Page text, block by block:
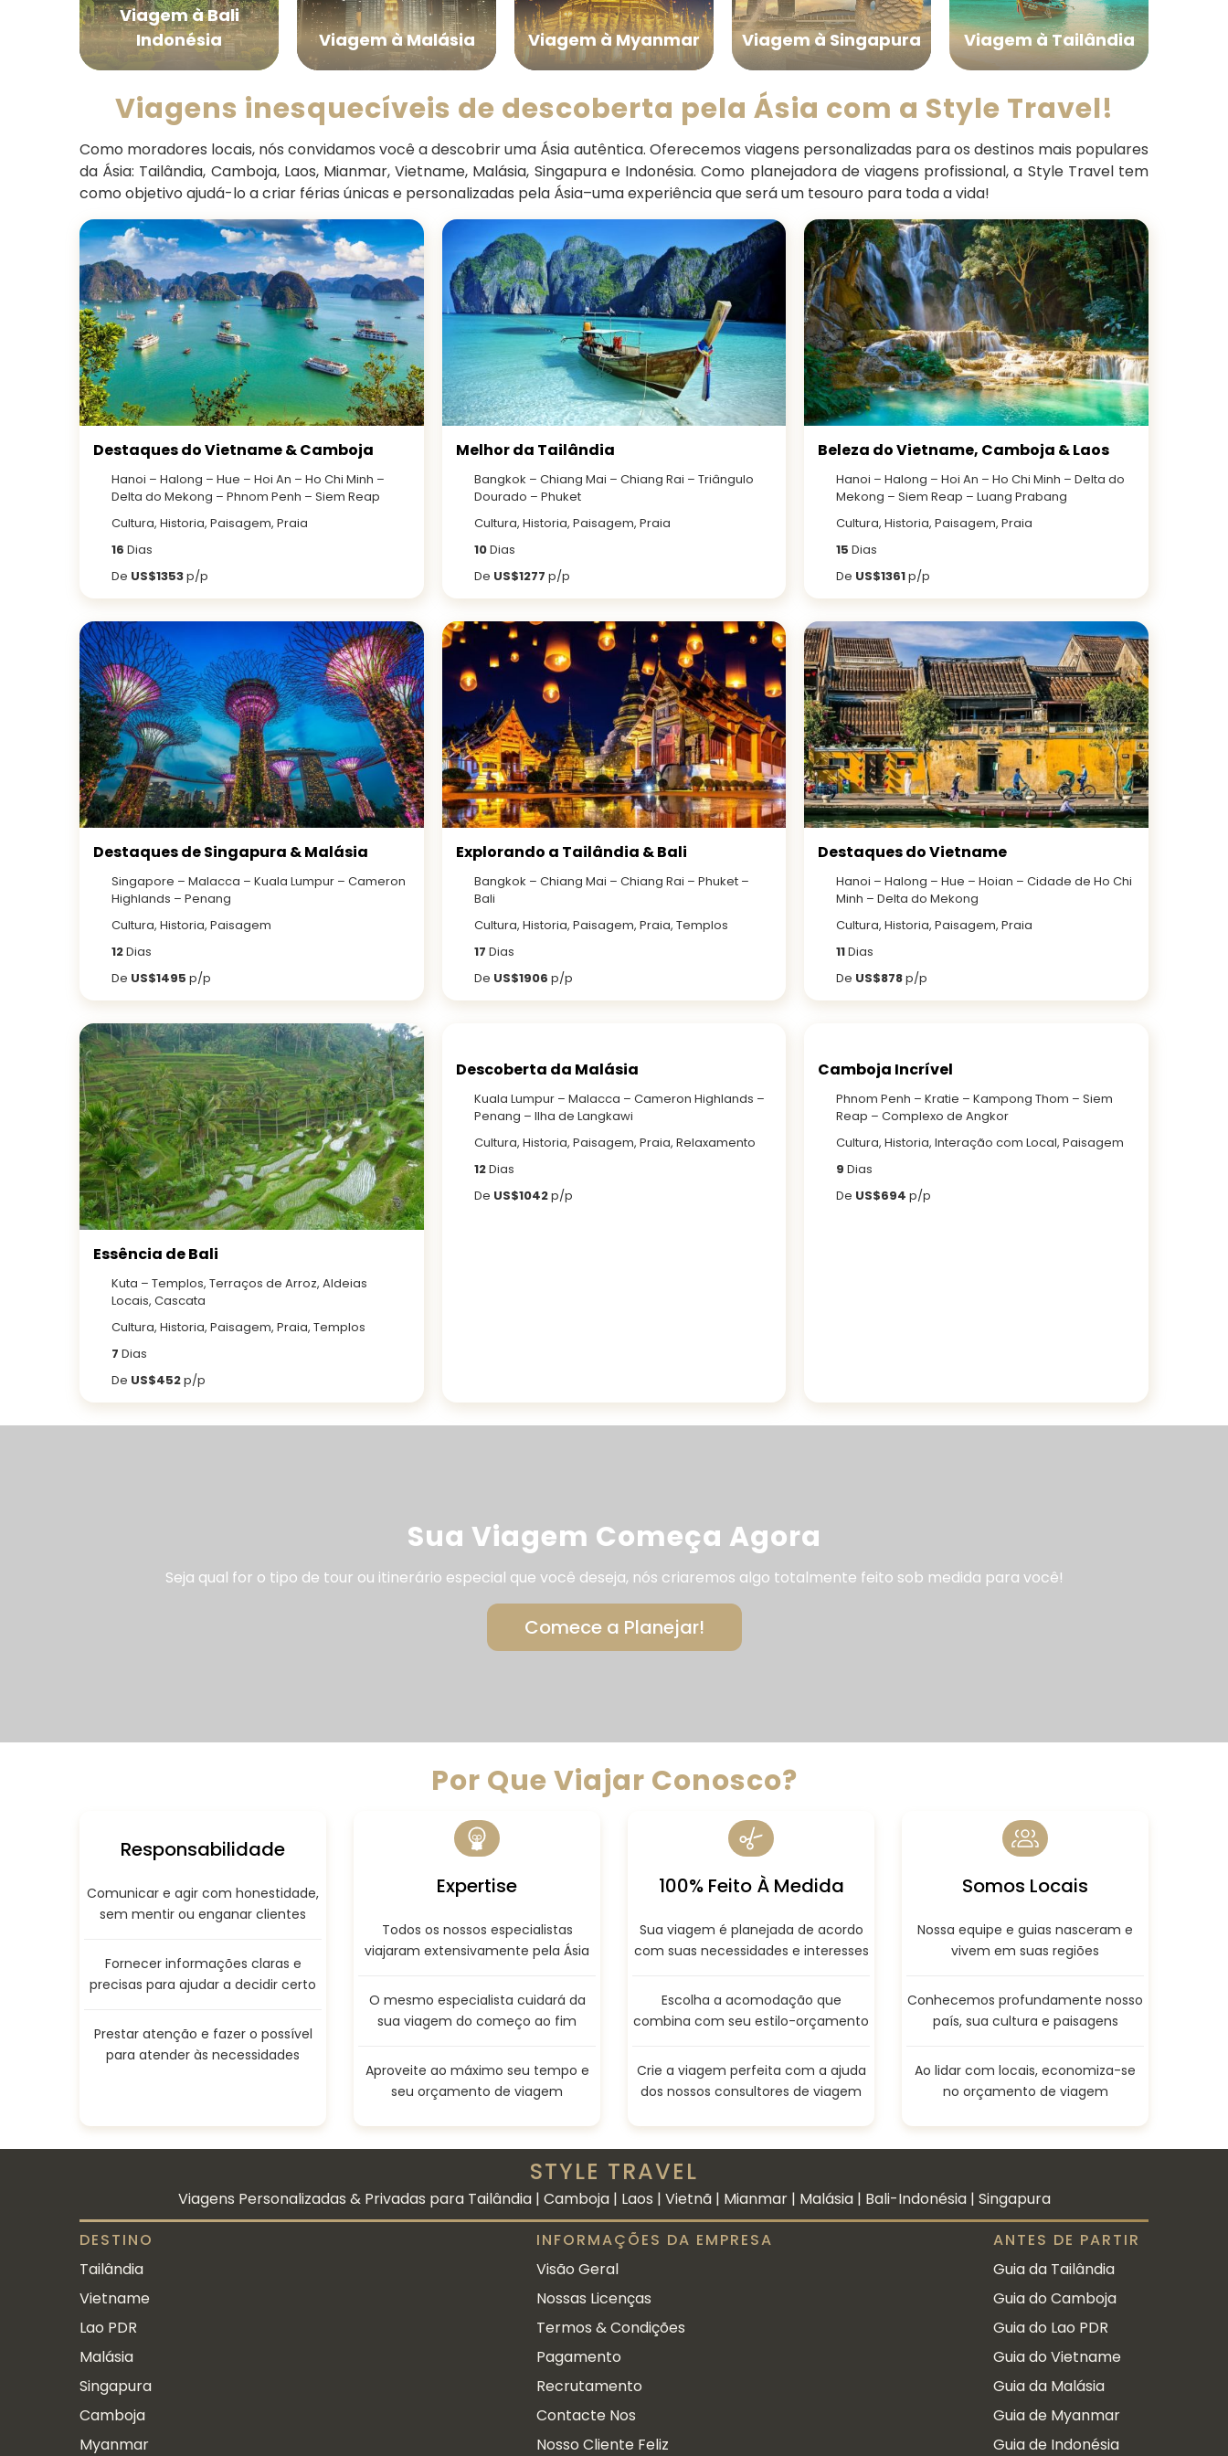
Viagem à Bali
Indonésia
Viagem à Malásia Viagem à Myanmar Viagem à Singapura Viagem à Tailândia
Viagens inesquecíveis de descoberta pela Ásia com a Style Travel!
Como moradores locais, nós convidamos você a descobrir uma Ásia autêntica. Oferecemos viagens personalizadas para os destinos mais populares
da Ásia: Tailândia, Camboja, Laos, Mianmar, Vietname, Malásia, Singapura e Indonésia. Como planejadora de viagens profissional, a Style Travel tem
como objetivo ajudá-lo a criar férias únicas e personalizadas pela Ásia–uma experiência que será um tesouro para toda a vida!
Destaques do Vietname & Camboja
Hanoi – Halong – Hue – Hoi An – Ho Chi Minh –
Delta do Mekong – Phnom Penh – Siem Reap
Cultura, Historia, Paisagem, Praia
16 Dias
De US$1353p/p
Melhor da Tailândia
Bangkok – Chiang Mai – Chiang Rai – Triângulo
Dourado – Phuket
Cultura, Historia, Paisagem, Praia
10Dias
De US$1277 p/p
Beleza do Vietname, Camboja & Laos
Hanoi – Halong – Hoi An – Ho Chi Minh – Delta do
Mekong – Siem Reap – Luang Prabang
Cultura, Historia, Paisagem, Praia
15 Dias
De US$1361p/p
Destaques de Singapura & Malásia
Singapore – Malacca – Kuala Lumpur – Cameron
Highlands – Penang
Cultura, Historia, Paisagem
12Dias
De US$1495 p/p
Explorando a Tailândia & Bali
Bangkok – Chiang Mai – Chiang Rai – Phuket –
Bali
Cultura, Historia, Paisagem, Praia, Templos
17 Dias
De US$1906 p/p
Destaques do Vietname
Hanoi – Halong – Hue – Hoian – Cidade de Ho Chi
Minh – Delta do Mekong
Cultura, Historia, Paisagem, Praia
11Dias
De US$878p/p
Essência de Bali
Kuta – Templos, Terraços de Arroz, Aldeias
Locais, Cascata
Cultura, Historia, Paisagem, Praia, Templos
7 Dias
De US$452p/p
Descoberta da Malásia
Kuala Lumpur – Malacca – Cameron Highlands –
Penang – Ilha de Langkawi
Cultura, Historia, Paisagem, Praia, Relaxamento
12Dias
De US$1042p/p
Camboja Incrível
Phnom Penh – Kratie – Kampong Thom – Siem
Reap – Complexo de Angkor
Cultura, Historia, Interação com Local, Paisagem
9 Dias
De US$694 p/p
Sua Viagem Começa Agora
Seja qual for o tipo de tour ou itinerário especial que você deseja, nós criaremos algo totalmente feito sob medida para você!
Comece a Planejar!
Por Que Viajar Conosco?
Responsabilidade
Comunicar e agir com honestidade,
sem mentir ou enganar clientes
Fornecer informações claras e
precisas para ajudar a decidir certo
Prestar atenção e fazer o possível
para atender às necessidades
Expertise
Todos os nossos especialistas
viajaram extensivamente pela Ásia
O mesmo especialista cuidará da
sua viagem do começo ao fim
Aproveite ao máximo seu tempo e
seu orçamento de viagem
100% Feito À Medida
Sua viagem é planejada de acordo
com suas necessidades e interesses
Escolha a acomodação que
combina com seu estilo-orçamento
Crie a viagem perfeita com a ajuda
dos nossos consultores de viagem
Somos Locais
Nossa equipe e guias nasceram e
vivem em suas regiões
Conhecemos profundamente nosso
país, sua cultura e paisagens
Ao lidar com locais, economiza-se
no orçamento de viagem
STYLE TRAVEL
Viagens Personalizadas & Privadas para Tailândia | Camboja | Laos | Vietnã | Mianmar | Malásia | Bali-Indonésia | Singapura
DESTINO
Tailândia
Vietname
Lao PDR
Malásia
Singapura
Camboja
Myanmar
INFORMAÇÕES DA EMPRESA
Visão Geral
Nossas Licenças
Termos & Condições
Pagamento
Recrutamento
Contacte Nos
Nosso Cliente Feliz
ANTES DE PARTIR
Guia da Tailândia
Guia do Camboja
Guia do Lao PDR
Guia do Vietname
Guia da Malásia
Guia de Myanmar
Guia de Indonésia